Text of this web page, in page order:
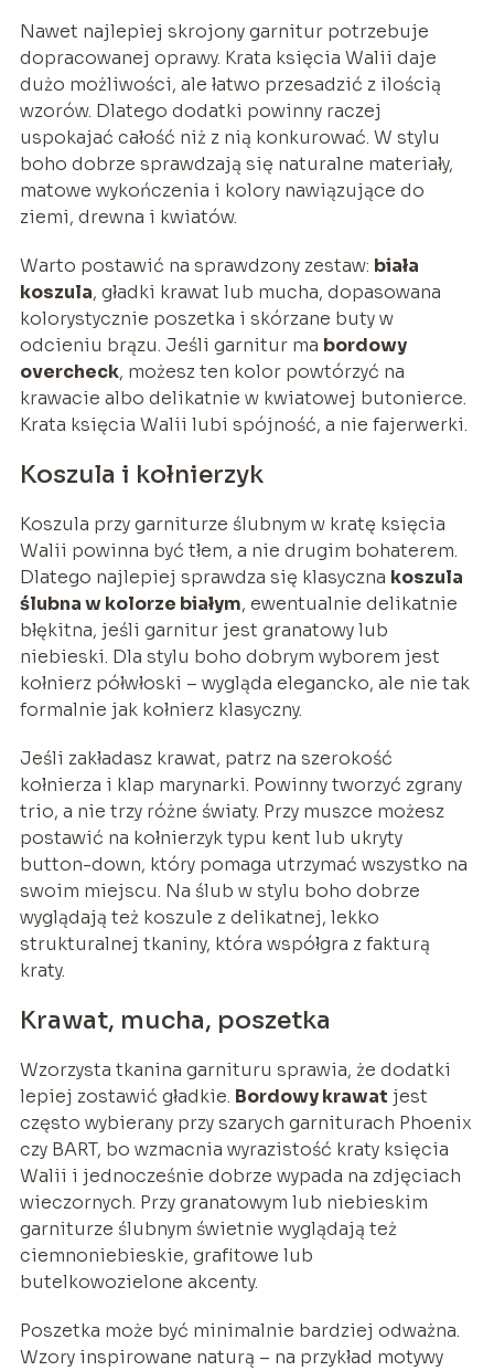
Nawet najlepiej skrojony garnitur potrzebuje
dopracowanej oprawy. Krata księcia Walii daje
dużo możliwości, ale łatwo przesadzić z ilością
wzorów. Dlatego dodatki powinny raczej
uspokajać całość niż z nią konkurować. W stylu
boho dobrze sprawdzają się naturalne materiały,
matowe wykończenia i kolory nawiązujące do
ziemi, drewna i kwiatów.
Warto postawić na sprawdzony zestaw: biała
koszula, gładki krawat lub mucha, dopasowana
kolorystycznie poszetka i skórzane buty w
odcieniu brązu. Jeśli garnitur ma bordowy
overcheck, możesz ten kolor powtórzyć na
krawacie albo delikatnie w kwiatowej butonierce.
Krata księcia Walii lubi spójność, a nie fajerwerki.
Koszula i kołnierzyk
Koszula przy garniturze ślubnym w kratę księcia
Walii powinna być tłem, a nie drugim bohaterem.
Dlatego najlepiej sprawdza się klasyczna koszula
ślubna w kolorze białym, ewentualnie delikatnie
błękitna, jeśli garnitur jest granatowy lub
niebieski. Dla stylu boho dobrym wyborem jest
kołnierz półwłoski – wygląda elegancko, ale nie tak
formalnie jak kołnierz klasyczny.
Jeśli zakładasz krawat, patrz na szerokość
kołnierza i klap marynarki. Powinny tworzyć zgrany
trio, a nie trzy różne światy. Przy muszce możesz
postawić na kołnierzyk typu kent lub ukryty
button-down, który pomaga utrzymać wszystko na
swoim miejscu. Na ślub w stylu boho dobrze
wyglądają też koszule z delikatnej, lekko
strukturalnej tkaniny, która współgra z fakturą
kraty.
Krawat, mucha, poszetka
Wzorzysta tkanina garnituru sprawia, że dodatki
lepiej zostawić gładkie. Bordowy krawat jest
często wybierany przy szarych garniturach Phoenix
czy BART, bo wzmacnia wyrazistość kraty księcia
Walii i jednocześnie dobrze wypada na zdjęciach
wieczornych. Przy granatowym lub niebieskim
garniturze ślubnym świetnie wyglądają też
ciemnoniebieskie, grafitowe lub
butelkowozielone akcenty.
Poszetka może być minimalnie bardziej odważna.
Wzory inspirowane naturą – na przykład motywy